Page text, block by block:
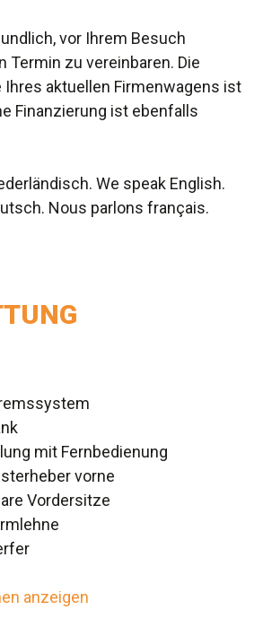
vor Ihrem Besuch
Termin zu vereinbaren. Die
Ihres aktuellen Firmenwagens ist
Finanzierung ist ebenfalls
We speak English.
Nous parlons français.
mit Fernbedienung
vorne
Vordersitze
anzeigen